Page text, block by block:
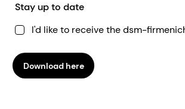
Stay up to date
I'd like to receive the dsm-
Download here